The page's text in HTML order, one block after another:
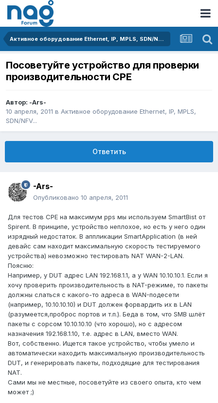
Активное оборудование Ethernet, IP, MPLS, SDN/NFV...
Посоветуйте устройство для проверки
производительности CPE
Автор: -Ars-
10 апреля, 2011 в Активное оборудование Ethernet, IP, MPLS,
SDN/NFV...
Ответить
-Ars-
Опубликовано 10 апреля, 2011
Для тестов СРЕ на максимум pps мы используем SmartBist от
Spirent. В принципе, устройство неплохое, но есть у него один
изрядный недостаток. В аппликации SmartApplication (в ней
девайс сам находит максимальную скорость тестируемого
устройства) невозможно тестировать NAT WAN-2-LAN.
Поясню:
Например, у DUT адрес LAN 192.168.1.1, а у WAN 10.10.10.1. Если я
хочу проверить производительность в NAT-режиме, то пакеты
должны слаться с какого-то адреса в WAN-подесети
(например, 10.10.10.10) и DUT должен форвардить их в LAN
(разумеется,проброс портов и т.п.). Беда в том, что SMB шлёт
пакеты с сорсом 10.10.10.10 (что хорошо), но с адресом
назначения 192.168.1.10, т.е. адрес в LAN, вместо WAN.
Вот, собственно. Ищется такое устройство, чтобы умело и
автоматически находить максимальную производительность
DUT, и генерировать пакеты, подходящие для тестирования
NAT.
Сами мы не местные, посоветуйте из своего опыта, кто чем
может ;)